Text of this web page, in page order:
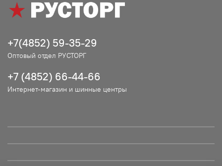
+7(4852) 59-35-29
Оптовый отдел РУСТОРГ
+7 (4852) 66-44-66
Интернет-магазин и шинные центры